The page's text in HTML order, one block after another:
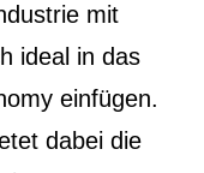
mit
ideal in das
einfügen.
dabei die